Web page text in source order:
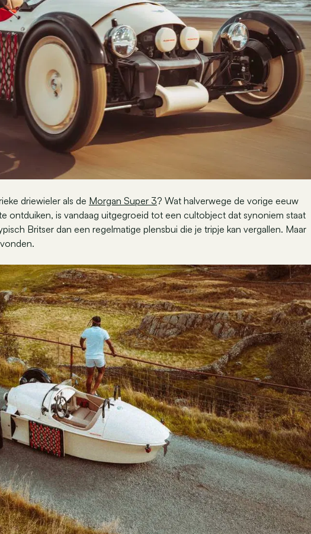
driewieler als de Morgan Super 3? Wat halverwege de vorige eeuw
ontduiken, is vandaag uitgegroeid tot een cultobject dat synoniem staat
Britser dan een regelmatige plensbui die je tripje kan vergallen. Maar